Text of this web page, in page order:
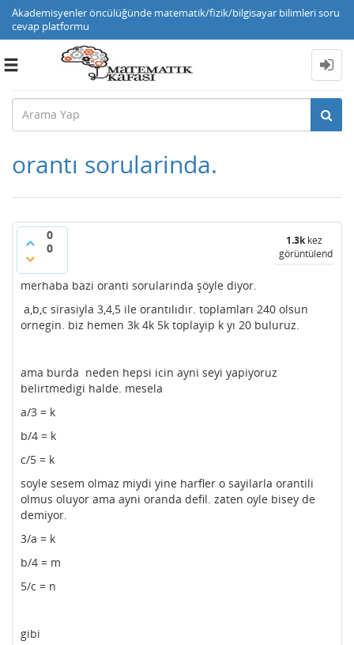
Akademisyenler öncülüğünde matematik/fizik/bilgisayar bilimleri soru
cevap platformu
Toggle
orantı sorularinda.
0
0
1.3kkez
görüntülendi
merhaba bazi oranti sorularinda şöyle diyor.
a,b,c sirasiyla 3,4,5 ile orantılıdır. toplamları 240 olsun
ornegin. biz hemen 3k 4k 5k toplayip k yı 20 buluruz.
ama burda neden hepsi icin ayni seyi yapiyoruz
belirtmedigi halde. mesela
a/3 = k
b/4 = k
c/5 = k
soyle sesem olmaz miydi yine harfler o sayilarla orantili
olmus oluyor ama ayni oranda defil. zaten oyle bisey de
demiyor.
3/a = k
b/4 = m
5/c = n
gibi